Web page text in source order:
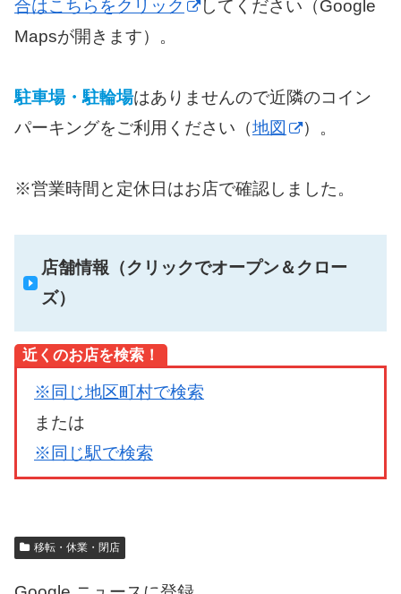
合はこちらをクリック
してください（Google
Mapsが開きます）。
駐車場・駐輪場はありませんので近隣のコイン
パーキングをご利用ください（地図 ）。
※営業時間と定休日はお店で確認しました。
店舗情報（クリックでオープン＆クロー
ズ）
近くのお店を検索！
※同じ地区町村で検索
または
※同じ駅で検索
移転・休業・閉店